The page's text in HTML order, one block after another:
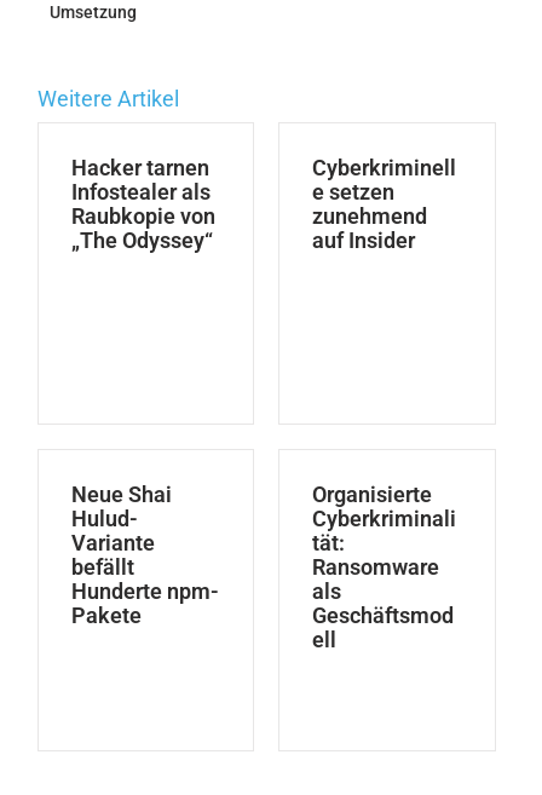
Umsetzung
Weitere Artikel
Hacker tarnen
Infostealer als
Raubkopie von
„The Odyssey“
Cyberkriminell
e setzen
zunehmend
auf Insider
Neue Shai
Hulud-
Variante
befällt
Hunderte npm-
Pakete
Organisierte
Cyberkriminali
tät:
Ransomware
als
Geschäftsmod
ell